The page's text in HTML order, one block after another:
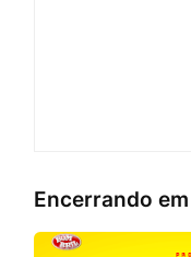
Encerrando